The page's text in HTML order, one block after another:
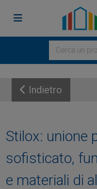
Indietro
Stilox: unione
sofisticato,
e materiali di